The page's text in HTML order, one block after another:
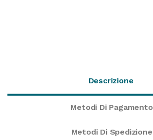
Descrizione
Metodi Di Pagamento
Metodi Di Spedizione